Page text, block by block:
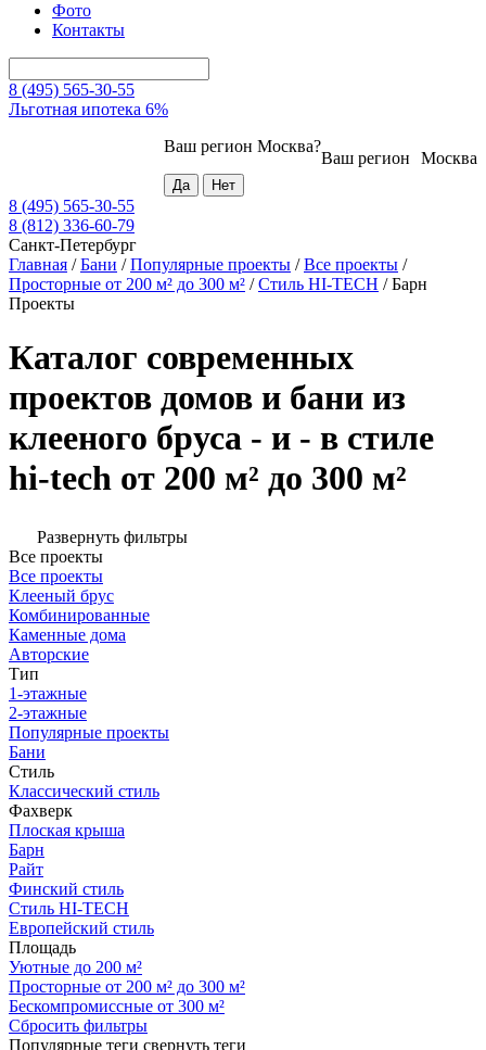
Фото
Контакты
8 (495) 565-30-55
Льготная ипотека 6%
Москва
Ваш регион
Ваш регион Москва?
8 (495) 565-30-55
8 (812) 336-60-79
Санкт-Петербург
Главная /Бани /Популярные проекты /Все проекты /
Просторные от 200 м² до 300 м² /Стиль HI-TECH /Барн
Проекты
Каталог современных
проектов домов и бани из
клееного бруса - и - в стиле
hi-tech от 200 м² до 300 м²
Развернуть фильтры
Все проекты
Все проекты
Клееный брус
Комбинированные
Каменные дома
Авторские
Тип
1-этажные
2-этажные
Популярные проекты
Бани
Стиль
Классический стиль
Фахверк
Плоская крыша
Барн
Райт
Финский стиль
Стиль HI-TECH
Европейский стиль
Площадь
Уютные до 200 м²
Просторные от 200 м² до 300 м²
Бескомпромиссные от 300 м²
Сбросить фильтры
Популярные теги свернуть теги